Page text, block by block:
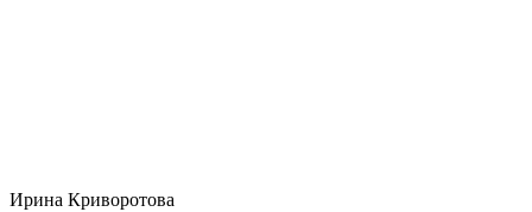
Ирина Криворотова